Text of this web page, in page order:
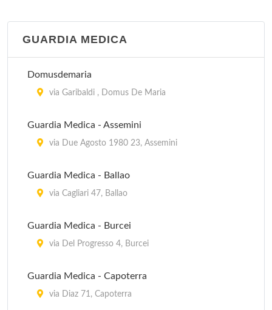
GUARDIA MEDICA
Domusdemaria
via Garibaldi , Domus De Maria
Guardia Medica - Assemini
via Due Agosto 1980 23, Assemini
Guardia Medica - Ballao
via Cagliari 47, Ballao
Guardia Medica - Burcei
via Del Progresso 4, Burcei
Guardia Medica - Capoterra
via Diaz 71, Capoterra